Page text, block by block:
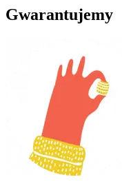
Gwarantujemy